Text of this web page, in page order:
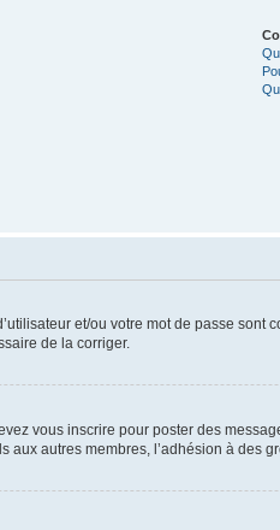
et/ou votre mot de passe
de la corriger.
vous inscrire pour poster des
autres membres, l’adhésion à des